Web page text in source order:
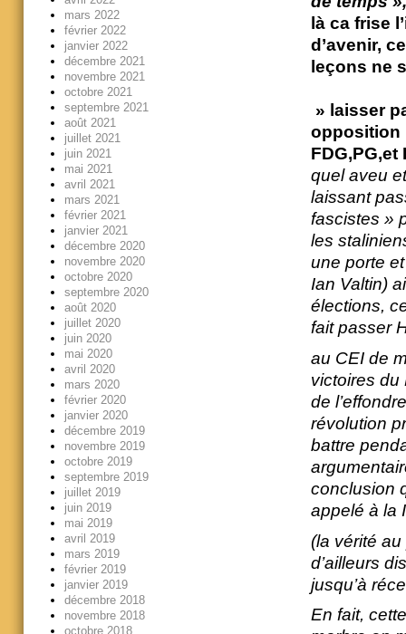
là ca frise
d’avenir,
leçons ne
» laisser
opposition
FDG,PG,et
quel aveu
laissant
fascistes »
les
une porte
Ian Valtin)
élections,
fait passer
au CEI de
victoires du
de
révolution
battre
conclusion
appelé à la
(la vérité au
d’ailleurs
jusqu’à
En fait,
mars 2022
février 2022
janvier 2022
décembre 2021
novembre 2021
octobre 2021
septembre 2021
août 2021
juillet 2021
juin 2021
mai 2021
avril 2021
mars 2021
février 2021
janvier 2021
décembre 2020
novembre 2020
octobre 2020
septembre 2020
août 2020
juillet 2020
juin 2020
mai 2020
avril 2020
mars 2020
février 2020
janvier 2020
décembre 2019
novembre 2019
octobre 2019
septembre 2019
juillet 2019
juin 2019
mai 2019
avril 2019
mars 2019
février 2019
janvier 2019
décembre 2018
novembre 2018
octobre 2018